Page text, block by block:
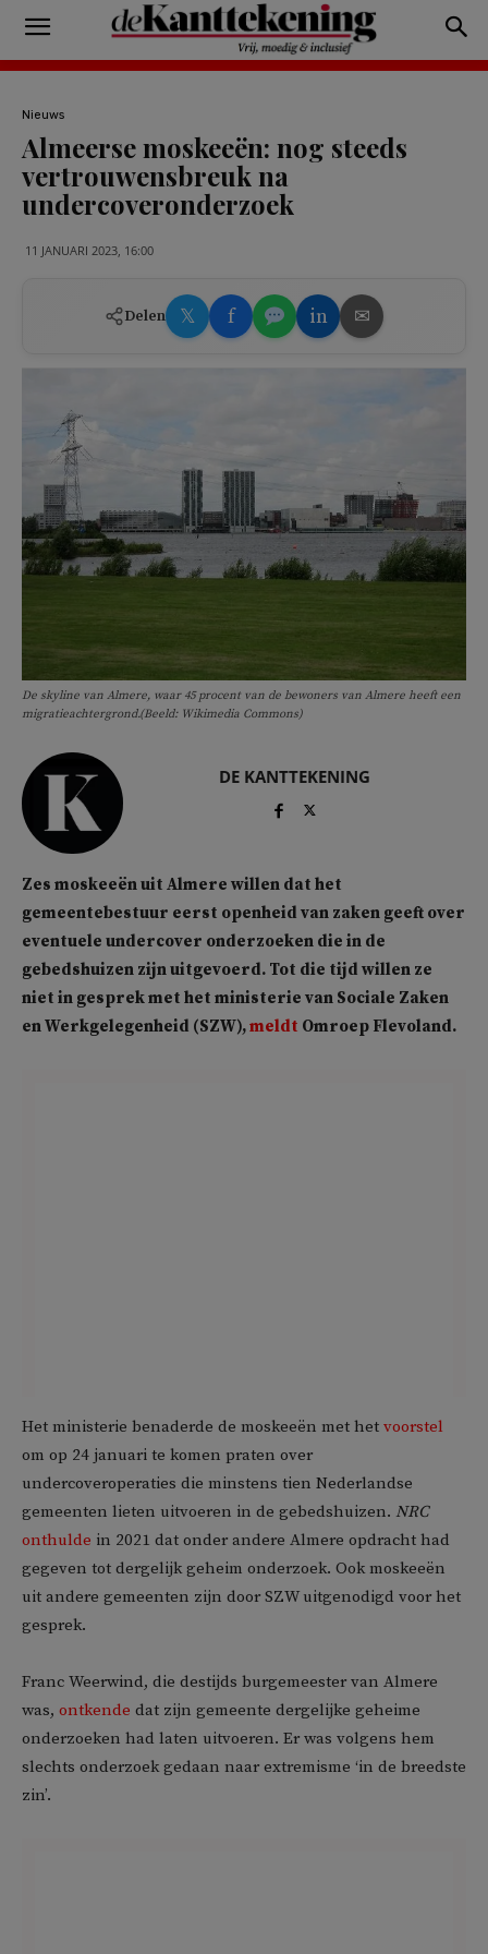
Nieuws
Almeerse moskeeën: nog steeds
vertrouwensbreuk na
undercoveronderzoek
11 JANUARI 2023, 16:00
Delen 𝕏 f in ✉
De skyline van Almere, waar 45 procent van de bewoners van Almere heeft een
migratieachtergrond.(Beeld: Wikimedia Commons)
DE KANTTEKENING
Zes moskeeën uit Almere willen dat het
gemeentebestuur eerst openheid van zaken geeft over
eventuele undercover onderzoeken die in de
gebedshuizen zijn uitgevoerd. Tot die tijd willen ze
niet in gesprek met het ministerie van Sociale Zaken
en Werkgelegenheid (SZW),meldt Omroep Flevoland.
Het ministerie benaderde de moskeeën met het voorstel
om op 24 januari te komen praten over
undercoveroperaties die minstens tien Nederlandse
gemeenten lieten uitvoeren in de gebedshuizen. NRC
onthulde in 2021 dat onder andere Almere opdracht had
gegeven tot dergelijk geheim onderzoek. Ook moskeeën
uit andere gemeenten zijn door SZW uitgenodigd voor het
gesprek.
Franc Weerwind, die destijds burgemeester van Almere
was, ontkende dat zijn gemeente dergelijke geheime
onderzoeken had laten uitvoeren. Er was volgens hem
slechts onderzoek gedaan naar extremisme ‘in de breedste
zin’.